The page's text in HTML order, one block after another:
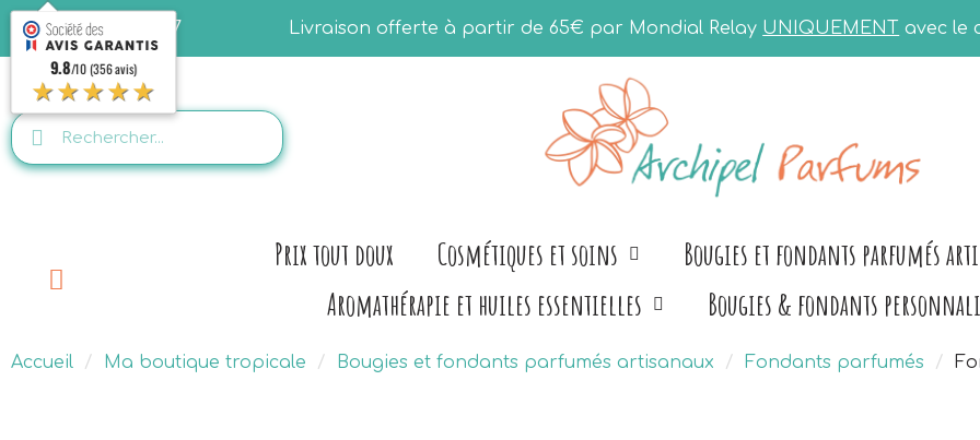
06.28.07.50.77 Livraison offerte à partir de 65€ par Mondial Relay UNIQUEMENT avec le
Prix tout doux Cosmétiques et soins
Bougies et fondants parfumés
Aromathérapie et huiles essentielles
Bougies & fondants
Accueil Ma boutique tropicale Bougies et fondants parfumés artisanaux Fondants parfumés
9.8/10 (356 avis)
★★★★★